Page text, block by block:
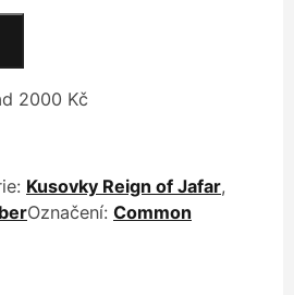
2000 Kč
Kusovky Reign of Jafar,
Označení: Common